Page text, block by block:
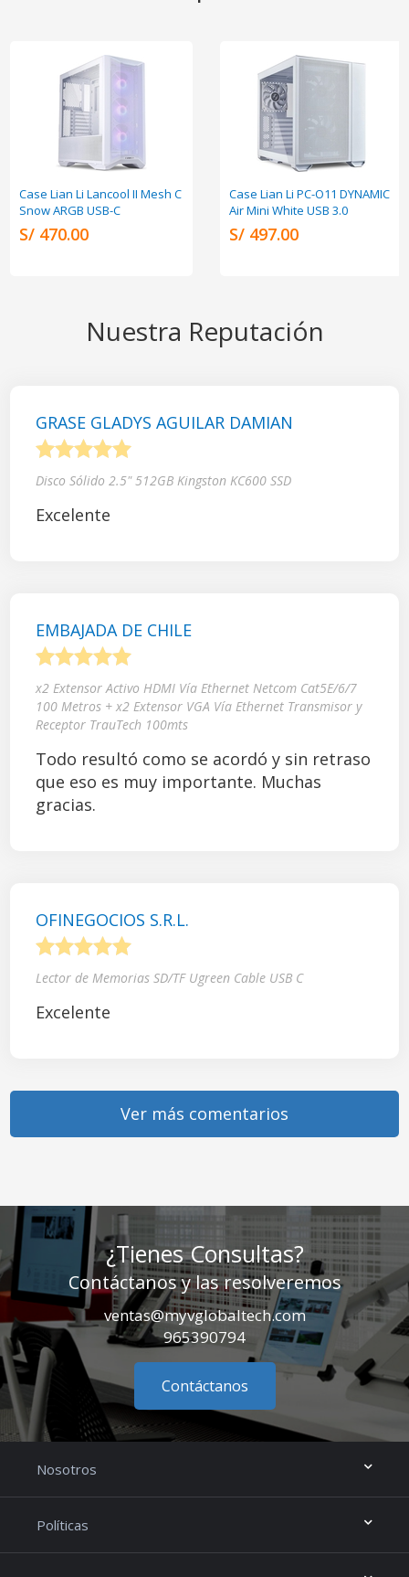
Case Lian Li Lancool II Mesh C
Snow ARGB USB-C
S/ 470.00
Case Lian Li PC-O11 DYNAMIC
Air Mini White USB 3.0
S/ 497.00
Nuestra Reputación
GRASE GLADYS AGUILAR DAMIAN
Disco Sólido 2.5" 512GB Kingston KC600 SSD
Excelente
EMBAJADA DE CHILE
x2 Extensor Activo HDMI Vía Ethernet Netcom Cat5E/6/7
100 Metros + x2 Extensor VGA Vía Ethernet Transmisor y
Receptor TrauTech 100mts
Todo resultó como se acordó y sin retraso
que eso es muy importante. Muchas
gracias.
OFINEGOCIOS S.R.L.
Lector de Memorias SD/TF Ugreen Cable USB C
Excelente
Ver más comentarios
¿Tienes Consultas?
Contáctanos y las resolveremos
ventas@myvglobaltech.com
965390794
Contáctanos
Nosotros
Políticas